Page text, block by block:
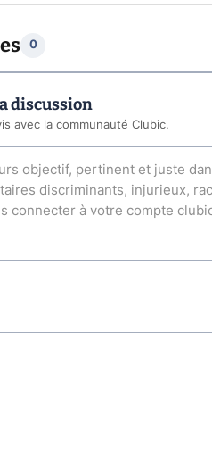
0
discussion
avec la communauté Clubic.